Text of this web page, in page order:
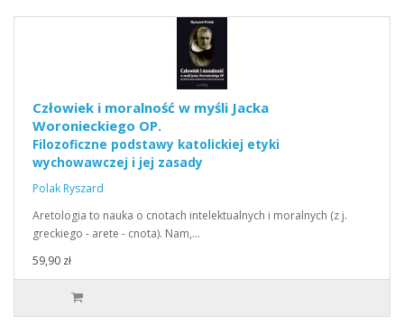
Człowiek i moralność w myśli Jacka
Woronieckiego OP.
Filozoficzne podstawy katolickiej etyki
wychowawczej i jej zasady
Polak Ryszard
Aretologia to nauka o cnotach intelektualnych i moralnych (z j.
greckiego - arete - cnota). Nam,…
59,90 zł